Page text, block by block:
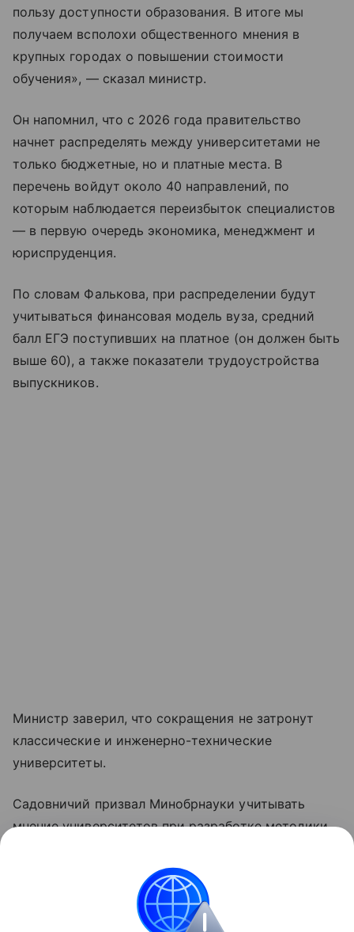
пользу доступности образования. В итоге мы
получаем всполохи общественного мнения в
крупных городах о повышении стоимости
обучения», — сказал министр.
Он напомнил, что с 2026 года правительство
начнет распределять между университетами не
только бюджетные, но и платные места. В
перечень войдут около 40 направлений, по
которым наблюдается переизбыток специалистов
— в первую очередь экономика, менеджмент и
юриспруденция.
По словам Фалькова, при распределении будут
учитываться финансовая модель вуза, средний
балл ЕГЭ поступивших на платное (он должен быть
выше 60), а также показатели трудоустройства
выпускников.
Министр заверил, что сокращения не затронут
классические и инженерно-технические
университеты.
Садовничий призвал Минобрнауки учитывать
мнение университетов при разработке методики
можно выработать оптимальные решения для всей
системы образования».